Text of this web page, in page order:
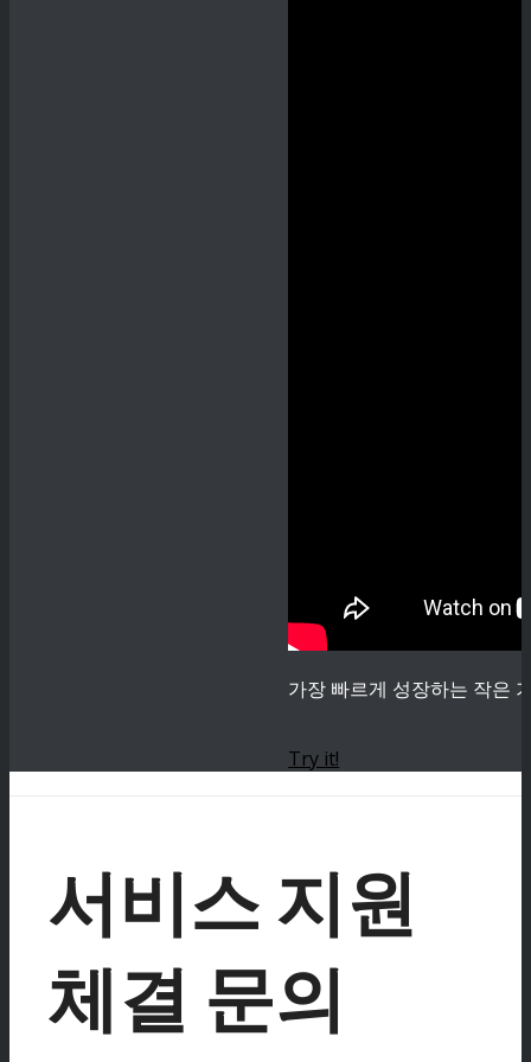
가장 빠르게 성장하는 작은
Try it!
서비스 지원
체결 문의